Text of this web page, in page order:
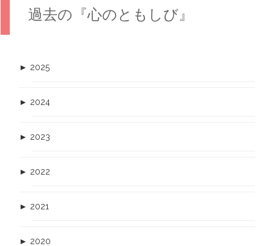
過去の『心のともしび』
► 2025
► 2024
► 2023
► 2022
► 2021
► 2020